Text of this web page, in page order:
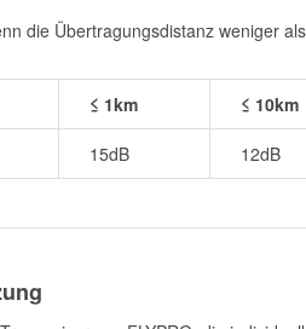
die Übertragungsdistanz weniger
≤ 1km ≤ 10km
15dB 12dB